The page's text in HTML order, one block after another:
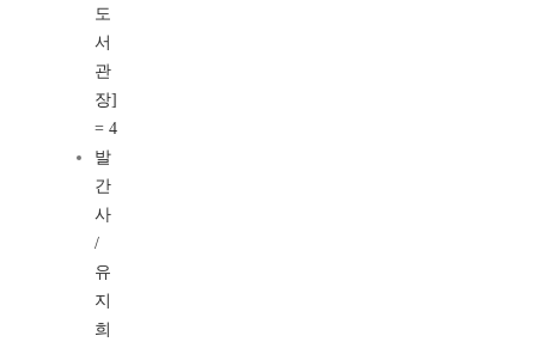
도
서
관
장]
= 4
발
간
사
/
유
지
희